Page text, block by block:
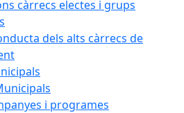
càrrecs electes i grups
dels alts càrrecs de
i programes